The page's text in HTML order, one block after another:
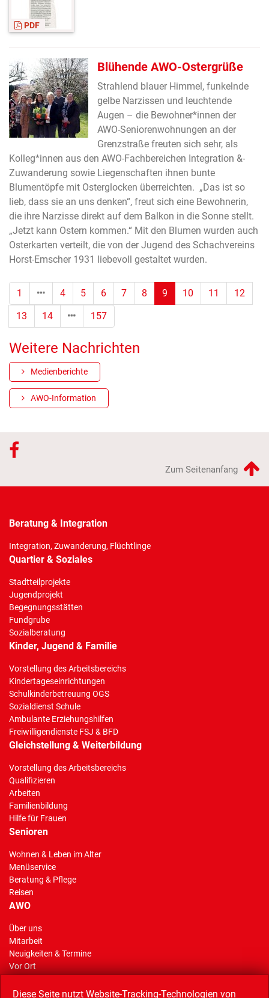
PDF
Blühende AWO-Ostergrüße
Strahlend blauer Himmel, funkelnde
gelbe Narzissen und leuchtende
Augen – die Bewohner*innen der
AWO-Seniorenwohnungen an der
Grenzstraße freuten sich sehr, als
Kolleg*innen aus den AWO-Fachbereichen Integration &­
Zuwanderung sowie Liegenschaften ihnen bunte
Blumentöpfe mit Osterglocken überreichten. „Das ist so
lieb, dass sie an uns denken“, freut sich eine Bewohnerin,
die ihre Narzisse direkt auf dem Balkon in die Sonne stellt.
„Jetzt kann Ostern kommen.“ Mit den Blumen wurden auch
Osterkarten verteilt, die von der Jugend des Schachvereins
Horst-Emscher 1931 liebevoll gestaltet wurden.
1 4 5 6 7 8 9 (Standort)
10 11
12
13
14 157
Weitere Nachrichten
Medienberichte
AWO-Information
Zum Seitenanfang
Beratung & Integration
Integration, Zuwanderung, Flüchtlinge
Quartier & Soziales
Stadtteilprojekte
Jugendprojekt
Begegnungsstätten
Fundgrube
Sozialberatung
Kinder, Jugend & Familie
Vorstellung des Arbeitsbereichs
Kindertageseinrichtungen
Schulkinderbetreuung OGS
Sozialdienst Schule
Ambulante Erziehungshilfen
Freiwilligendienste FSJ & BFD
Gleichstellung & Weiterbildung
Vorstellung des Arbeitsbereichs
Qualifizieren
Arbeiten
Familienbildung
Hilfe für Frauen
Senioren
Wohnen & Leben im Alter
Menüservice
Beratung & Pflege
Reisen
AWO
Über uns
Mitarbeit
Neuigkeiten & Termine(Standort)
Vor Ort
Reisen
Diese Seite nutzt Website-Tracking-Technologien von